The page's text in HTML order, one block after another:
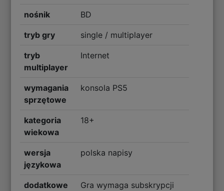
nośnik BD
tryb gry single / multiplayer
tryb
multiplayer
Internet
wymagania
sprzętowe
konsola PS5
kategoria
wiekowa
18+
wersja
językowa
polska napisy
dodatkowe
Gra wymaga subskrypcji